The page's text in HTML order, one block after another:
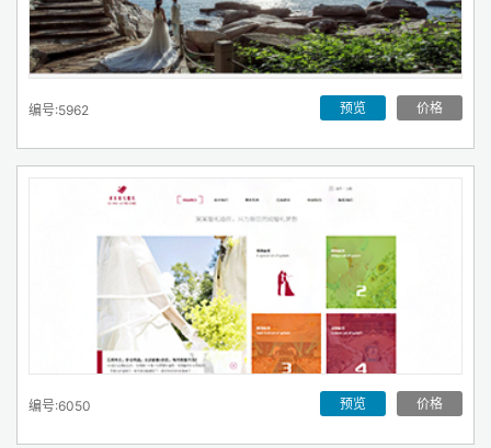
编号:5962 价格
预览
编号:6050 价格
预览